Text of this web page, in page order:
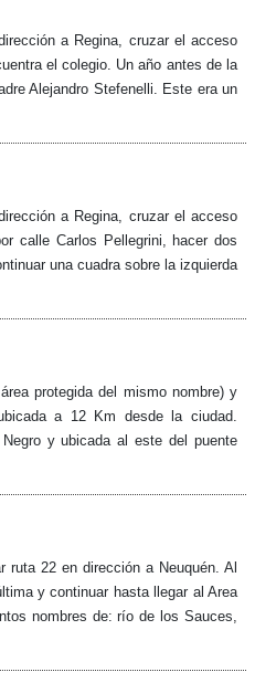
a Regina, cruzar el acceso
el colegio. Un año antes de la
Alejandro Stefenelli. Este era un
a Regina, cruzar el acceso
calle Carlos Pellegrini, hacer dos
una cuadra sobre la izquierda
protegida del mismo nombre) y
a 12 Km desde la ciudad.
y ubicada al este del puente
22 en dirección a Neuquén. Al
y continuar hasta llegar al Area
nombres de: río de los Sauces,